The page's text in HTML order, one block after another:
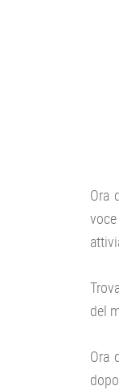
Ora
del
Ora